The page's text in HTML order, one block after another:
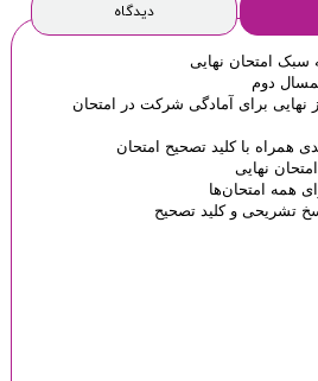
دیدگاه
سبک امتحان نهایی
دوم
نهایی برای آمادگی شرکت در امتحان
همراه با کلید تصحیح امتحان
نهایی
همه امتحان‌ها